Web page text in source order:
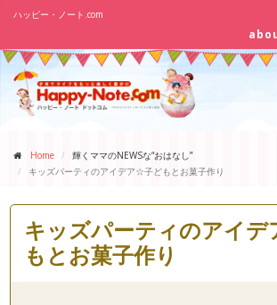
ハッピー・ノート.com
Home
輝くママのNEWSな“おはなし”
キッズパーティのアイデア☆子どもとお菓子作り
キッズパーティのアイ
もとお菓子作り